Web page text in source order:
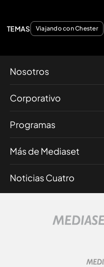
TEMAS Viajando con Chester
Nosotros
Corporativo
Programas
Más de Mediaset
Noticias Cuatro